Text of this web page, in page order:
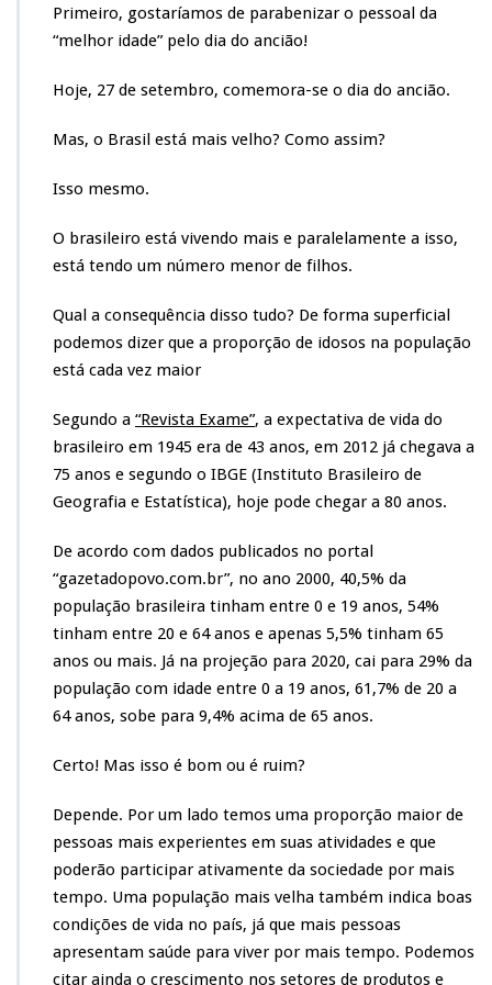
Primeiro, gostaríamos de parabenizar o pessoal da
“melhor idade” pelo dia do ancião!
Hoje, 27 de setembro, comemora-se o dia do ancião.
Mas, o Brasil está mais velho? Como assim?
Isso mesmo.
O brasileiro está vivendo mais e paralelamente a isso,
está tendo um número menor de filhos.
Qual a consequência disso tudo? De forma superficial
podemos dizer que a proporção de idosos na população
está cada vez maior
Segundo a “Revista Exame”, a expectativa de vida do
brasileiro em 1945 era de 43 anos, em 2012 já chegava a
75 anos e segundo o IBGE (Instituto Brasileiro de
Geografia e Estatística), hoje pode chegar a 80 anos.
De acordo com dados publicados no portal
“gazetadopovo.com.br”, no ano 2000, 40,5% da
população brasileira tinham entre 0 e 19 anos, 54%
tinham entre 20 e 64 anos e apenas 5,5% tinham 65
anos ou mais. Já na projeção para 2020, cai para 29% da
população com idade entre 0 a 19 anos, 61,7% de 20 a
64 anos, sobe para 9,4% acima de 65 anos.
Certo! Mas isso é bom ou é ruim?
Depende. Por um lado temos uma proporção maior de
pessoas mais experientes em suas atividades e que
poderão participar ativamente da sociedade por mais
tempo. Uma população mais velha também indica boas
condições de vida no país, já que mais pessoas
apresentam saúde para viver por mais tempo. Podemos
citar ainda o crescimento nos setores de produtos e